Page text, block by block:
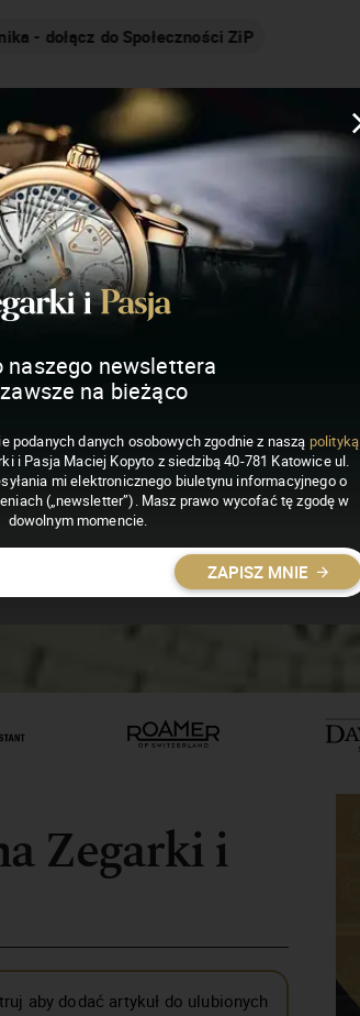
pozytywnie... cały czas!
Zegarki i
aby dodać artykuł do ulubionych
naszego newslettera
na bieżąco
podanych danych osobowych zgodnie z naszą polityką
i Pasja Maciej Kopyto z siedzibą 40-781 Katowice ul.
mi elektronicznego biuletynu informacyjnego o
(„newsletter”). Masz prawo wycofać tę zgodę w
dowolnym momencie.
ZAPISZ MNIE